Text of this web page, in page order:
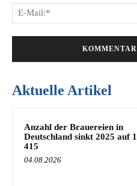
Aktuelle Artikel
Anzahl der Brauereien in
Deutschland sinkt 2025 auf 1
415
04.08.2026